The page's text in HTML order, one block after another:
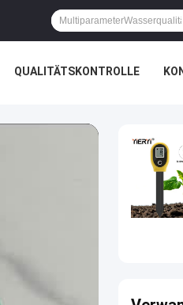
QUALITÄTSKONTROLLE